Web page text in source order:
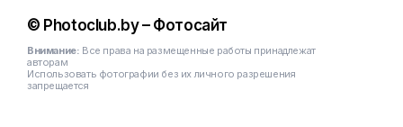
© Photoclub.by – Фотосайт
Внимание: Все права на размещенные работы принадлежат
авторам
Использовать фотографии без их личного разрешения
запрещается